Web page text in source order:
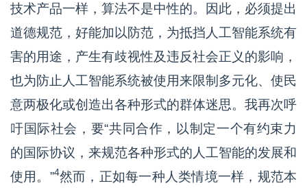
技术产品一样，算法不是中性的。因此，必须提出
道德规范，好能加以防范，为抵挡人工智能系统有
害的用途，产生有歧视性及违反社会正义的影响，
也为防止人工智能系统被使用来限制多元化、使民
意两极化或创造出各种形式的群体迷思。我再次呼
吁国际社会，要“共同合作，以制定一个有约束力
的国际协议，来规范各种形式的人工智能的发展和
使用。”4然而，正如每一种人类情境一样，规范本